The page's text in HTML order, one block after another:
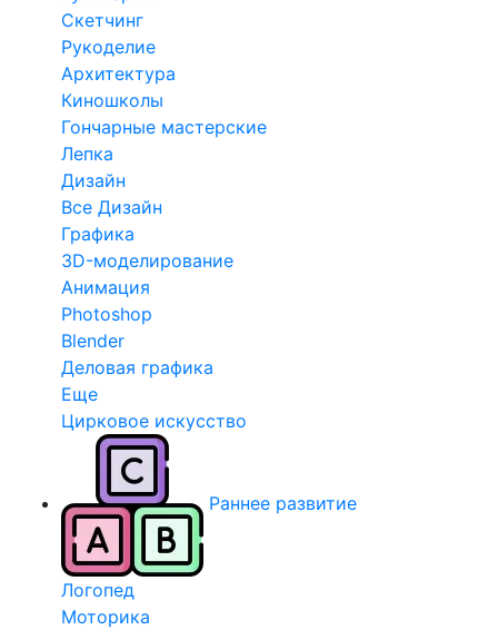
Скетчинг
Рукоделие
Архитектура
Киношколы
Гончарные мастерские
Лепка
Дизайн
Все Дизайн
Графика
3D-моделирование
Анимация
Photoshop
Blender
Деловая графика
Еще
Цирковое искусство
Раннее развитие
Логопед
Моторика